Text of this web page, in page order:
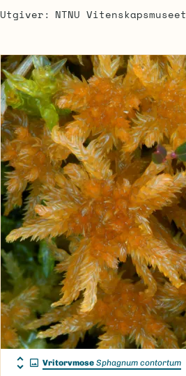
Utgiver
NTNU Vitenskapsmuseet
Vritorvmose Sphagnum contortum